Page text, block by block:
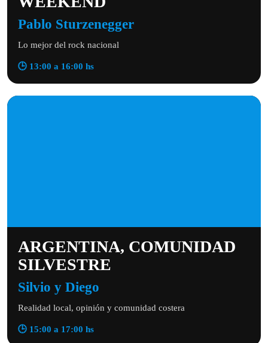
Pablo Sturzenegger
Lo mejor del rock nacional
🕒 13:00 a 16:00 hs
ARGENTINA, COMUNIDAD
SILVESTRE
Silvio y Diego
Realidad local, opinión y comunidad costera
🕒 15:00 a 17:00 hs